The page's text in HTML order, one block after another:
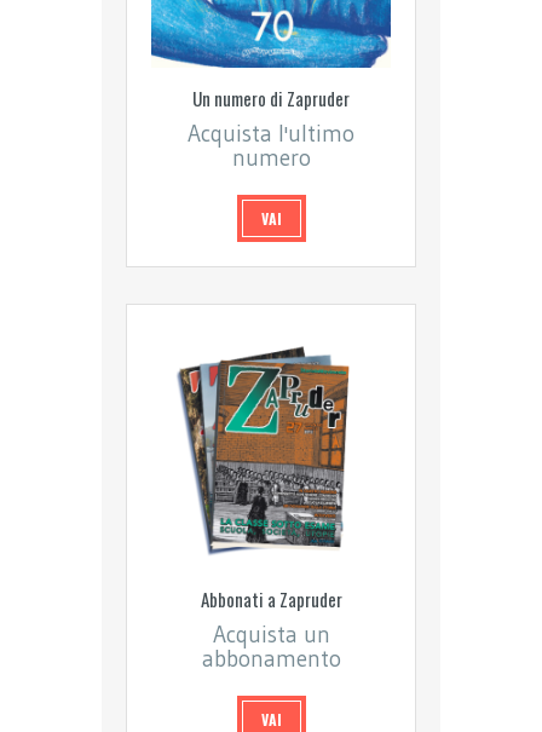
Un numero di Zapruder
Acquista l'ultimo
numero
VAI
Abbonati a Zapruder
Acquista un
abbonamento
VAI